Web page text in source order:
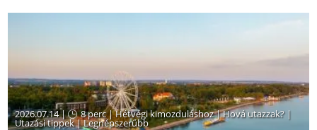
2026.07.14 | 8 perc|Hétvégi kimozduláshoz|Hová utazzak? |
Utazási tippek|Legnépszerűbb